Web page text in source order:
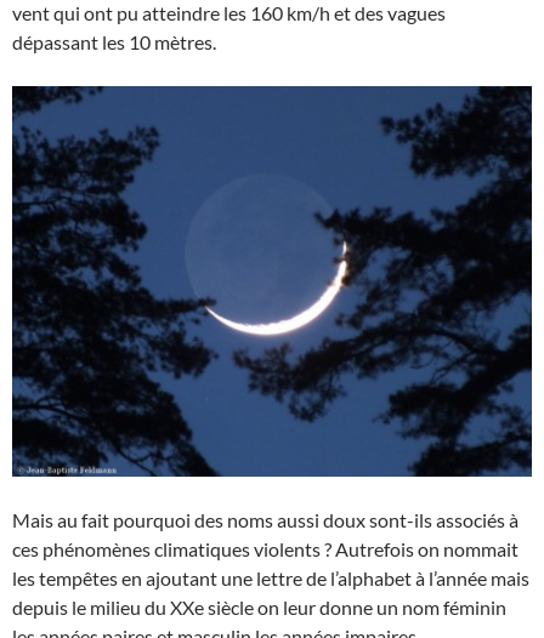
vent qui ont pu atteindre les 160 km/h et des vagues
dépassant les 10 mètres.
Mais au fait pourquoi des noms aussi doux sont-ils associés à
ces phénomènes climatiques violents ? Autrefois on nommait
les tempêtes en ajoutant une lettre de l’alphabet à l’année mais
depuis le milieu du XXe siècle on leur donne un nom féminin